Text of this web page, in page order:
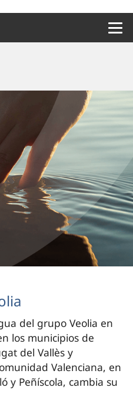
del grupo Veolia en
los municipios de
del Vallès y
Valenciana, en
y Peñíscola, cambia su